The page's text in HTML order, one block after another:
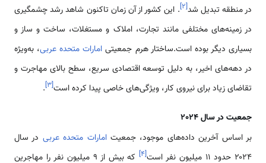
در منطقه تبدیل شد[۲]. این کشور از آن زمان تاکنون شاهد رشد چشمگیری
در زمینه‌های مختلفی مانند تجارت، املاک و مستغلات، ساخت و ساز و
بسیاری دیگر بوده است.ساختار هرم جمعیتی امارات متحده عربی، به‌ویژه
در دهه‌های اخیر، به دلیل توسعه اقتصادی سریع، سطح بالای مهاجرت و
تقاضای زیاد برای نیروی کار، ویژگی‌های خاصی پیدا کرده است[۳]
.
جمعیت در سال 2024
بر اساس آخرین داده‌های موجود، جمعیتامارات متحده عربی در سال
۲۰۲۴ حدود 11 میلیون نفر است
[۴]
که بیش از 9 میلیون نفر را مهاجرین